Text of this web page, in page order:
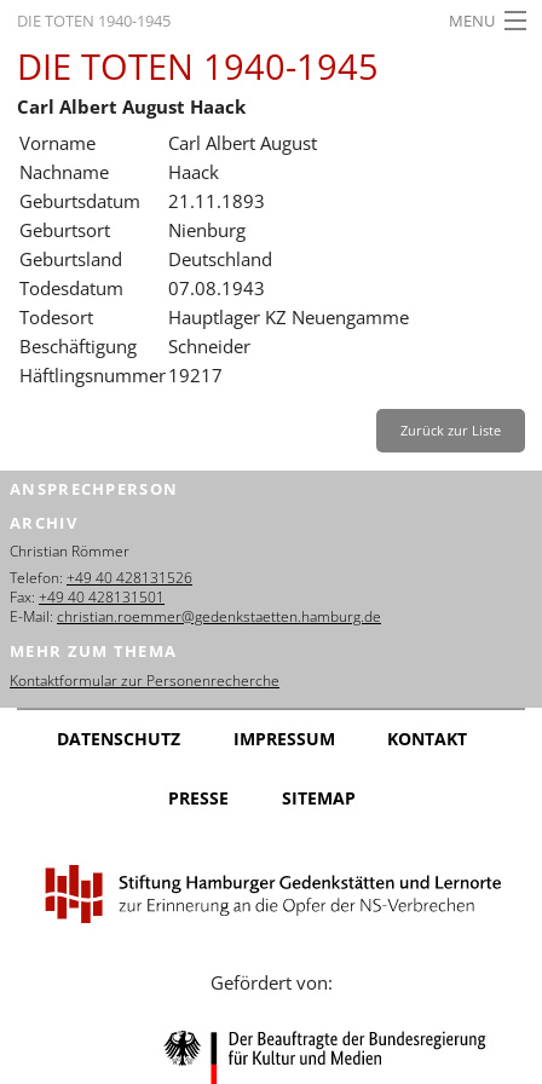
DIE TOTEN 1940-1945 MENU
STARTSEITE
AKTUELLES
AUSSTELLUNGEN
GESCHICHTE
BILDUNG
FORSCHUNG
SERVICE
Français
Dansk
Español
Nederlands
Português
Русский
Leichte Sprache
DIE TOTEN 1940-1945
Carl Albert August Haack
Vorname
Carl Albert August
Nachname
Haack
Geburtsdatum
21.11.1893
Geburtsort
Nienburg
Geburtsland
Deutschland
Todesdatum
07.08.1943
Todesort
Hauptlager KZ Neuengamme
Beschäftigung
Schneider
Häftlingsnummer19217
Zurück zur Liste
ANSPRECHPERSON
ARCHIV
Christian Römmer
Telefon: +49 40 428131526
Fax: +49 40 428131501
E-Mail: christian.roemmer@gedenkstaetten.hamburg.de
MEHR ZUM THEMA
Kontaktformular zur Personenrecherche
DATENSCHUTZ IMPRESSUM KONTAKT
PRESSE SITEMAP
Gefördert von: